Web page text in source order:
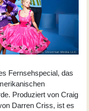
Fernsehspecial, das
Produziert von Craig
Darren Criss, ist es